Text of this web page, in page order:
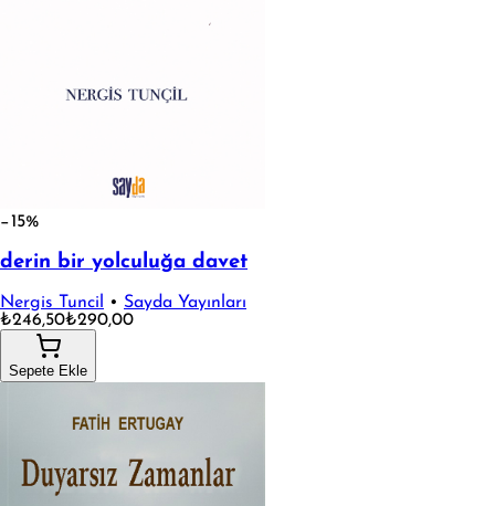
−15%
derin bir yolculuğa davet
Nergis Tuncil • Sayda Yayınları
₺246,50₺290,00
Sepete Ekle